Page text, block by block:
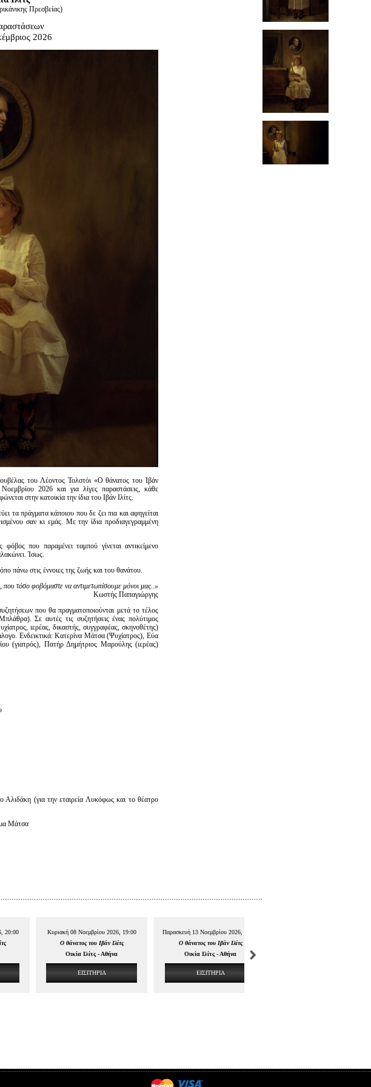
Πρεσβείας)
2026
του Λέοντος Τολστόι «Ο θάνατος του Ιβάν
2026 και για λίγες παραστάσεις, κάθε
στην κατοικία την ίδια του Ιβάν Ιλίτς.
τα πράγματα κάποιου που δε ζει πια και αφηγείται
σαν κι εμάς. Με την ίδια προδιαγεγραμμένη
που παραμένει ταμπού γίνεται αντικείμενο
Ίσως.
πάνω στις έννοιες της ζωής και του θανάτου.
που τόσο φοβόμαστε να αντιμετωπίσουμε μόνοι μας..»
Κωστής Παπαγιώργης
που θα πραγματοποιούνται μετά το τέλος
Σε αυτές τις συζητήσεις ένας πολύτιμος
ιερέας, δικαστής, συγγραφέας, σκηνοθέτης)
Ενδεικτικά: Κατερίνα Μάτσα (Ψυχίατρος), Εύα
(γιατρός), Πατήρ Δημήτριος Μαρούλης (ιερέας)
Αλιδάκη (για την εταιρεία Λυκόφως και το θέατρο
Μάτσα
20:00
Κυριακή 08 Νοεμβρίου 2026, 19:00
Ο θάνατος του Ιβάν Ιλίτς
Οικία Ιλίτς - Αθήνα
ΕΙΣΙΤΗΡΙΑ
Παρασκευή 13 Νοεμβρίου 2026, 21:00
Ο θάνατος του Ιβάν Ιλίτς
Οικία Ιλίτς - Αθήνα
ΕΙΣΙΤΗΡΙΑ